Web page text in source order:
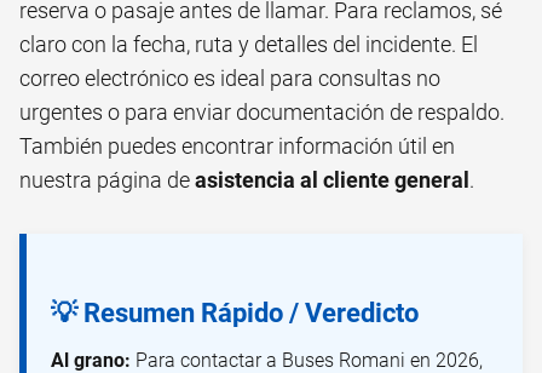
reserva o pasaje antes de llamar. Para reclamos, sé
claro con la fecha, ruta y detalles del incidente. El
correo electrónico es ideal para consultas no
urgentes o para enviar documentación de respaldo.
También puedes encontrar información útil en
nuestra página deasistencia al cliente general.
💡 Resumen Rápido / Veredicto
Al grano: Para contactar a Buses Romani en 2026,